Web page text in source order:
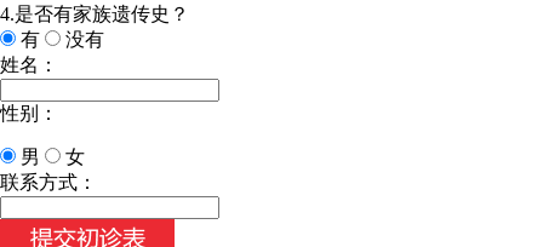
4.是否有家族遗传史？
有
没有
姓名：
性别：
男
女
联系方式：